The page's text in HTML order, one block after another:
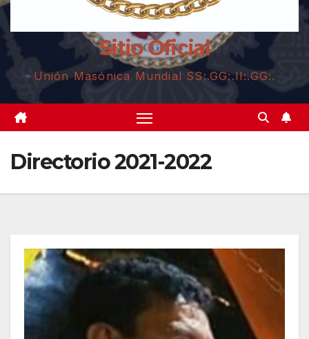
Sitio Oficial
Unión Masónica Mundial SS:.GG:.II:.GG:.
Directorio 2021-2022